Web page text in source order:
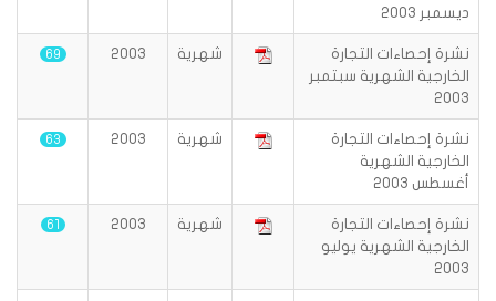
ديسمبر 2003
نشرة إحصاءات التجارة
الخارجية الشهرية سبتمبر
2003
شهرية 2003
69
نشرة إحصاءات التجارة
الخارجية الشهرية
أغسطس 2003
شهرية 2003
63
نشرة إحصاءات التجارة
الخارجية الشهرية يوليو
2003
شهرية 2003
61